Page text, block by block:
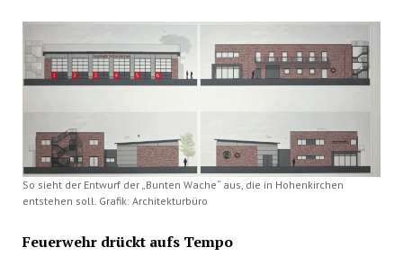
So sieht der Entwurf der „Bunten Wache“ aus, die in Hohenkirchen
entstehen soll. Grafik: Architekturbüro
Feuerwehr drückt aufs Tempo